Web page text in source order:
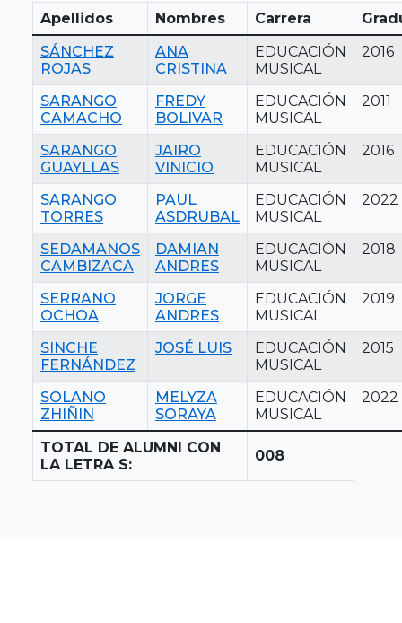
Apellidos Nombres Carrera
SÁNCHEZ
ROJAS
ANA
CRISTINA
EDUCACIÓN
MUSICAL
2016
SARANGO
CAMACHO
FREDY
BOLIVAR
EDUCACIÓN
MUSICAL
2011
SARANGO
GUAYLLAS
JAIRO
VINICIO
EDUCACIÓN
MUSICAL
2016
SARANGO
TORRES
PAUL
ASDRUBAL
EDUCACIÓN
MUSICAL
2022
SEDAMANOS
CAMBIZACA
DAMIAN
ANDRES
EDUCACIÓN
MUSICAL
2018
SERRANO
OCHOA
JORGE
ANDRES
EDUCACIÓN
MUSICAL
2019
SINCHE
FERNÁNDEZ
JOSÉ LUIS
EDUCACIÓN
MUSICAL
2015
SOLANO
ZHIÑIN
MELYZA
SORAYA
EDUCACIÓN
MUSICAL
2022
TOTAL DE ALUMNI CON
LA LETRA S:
008